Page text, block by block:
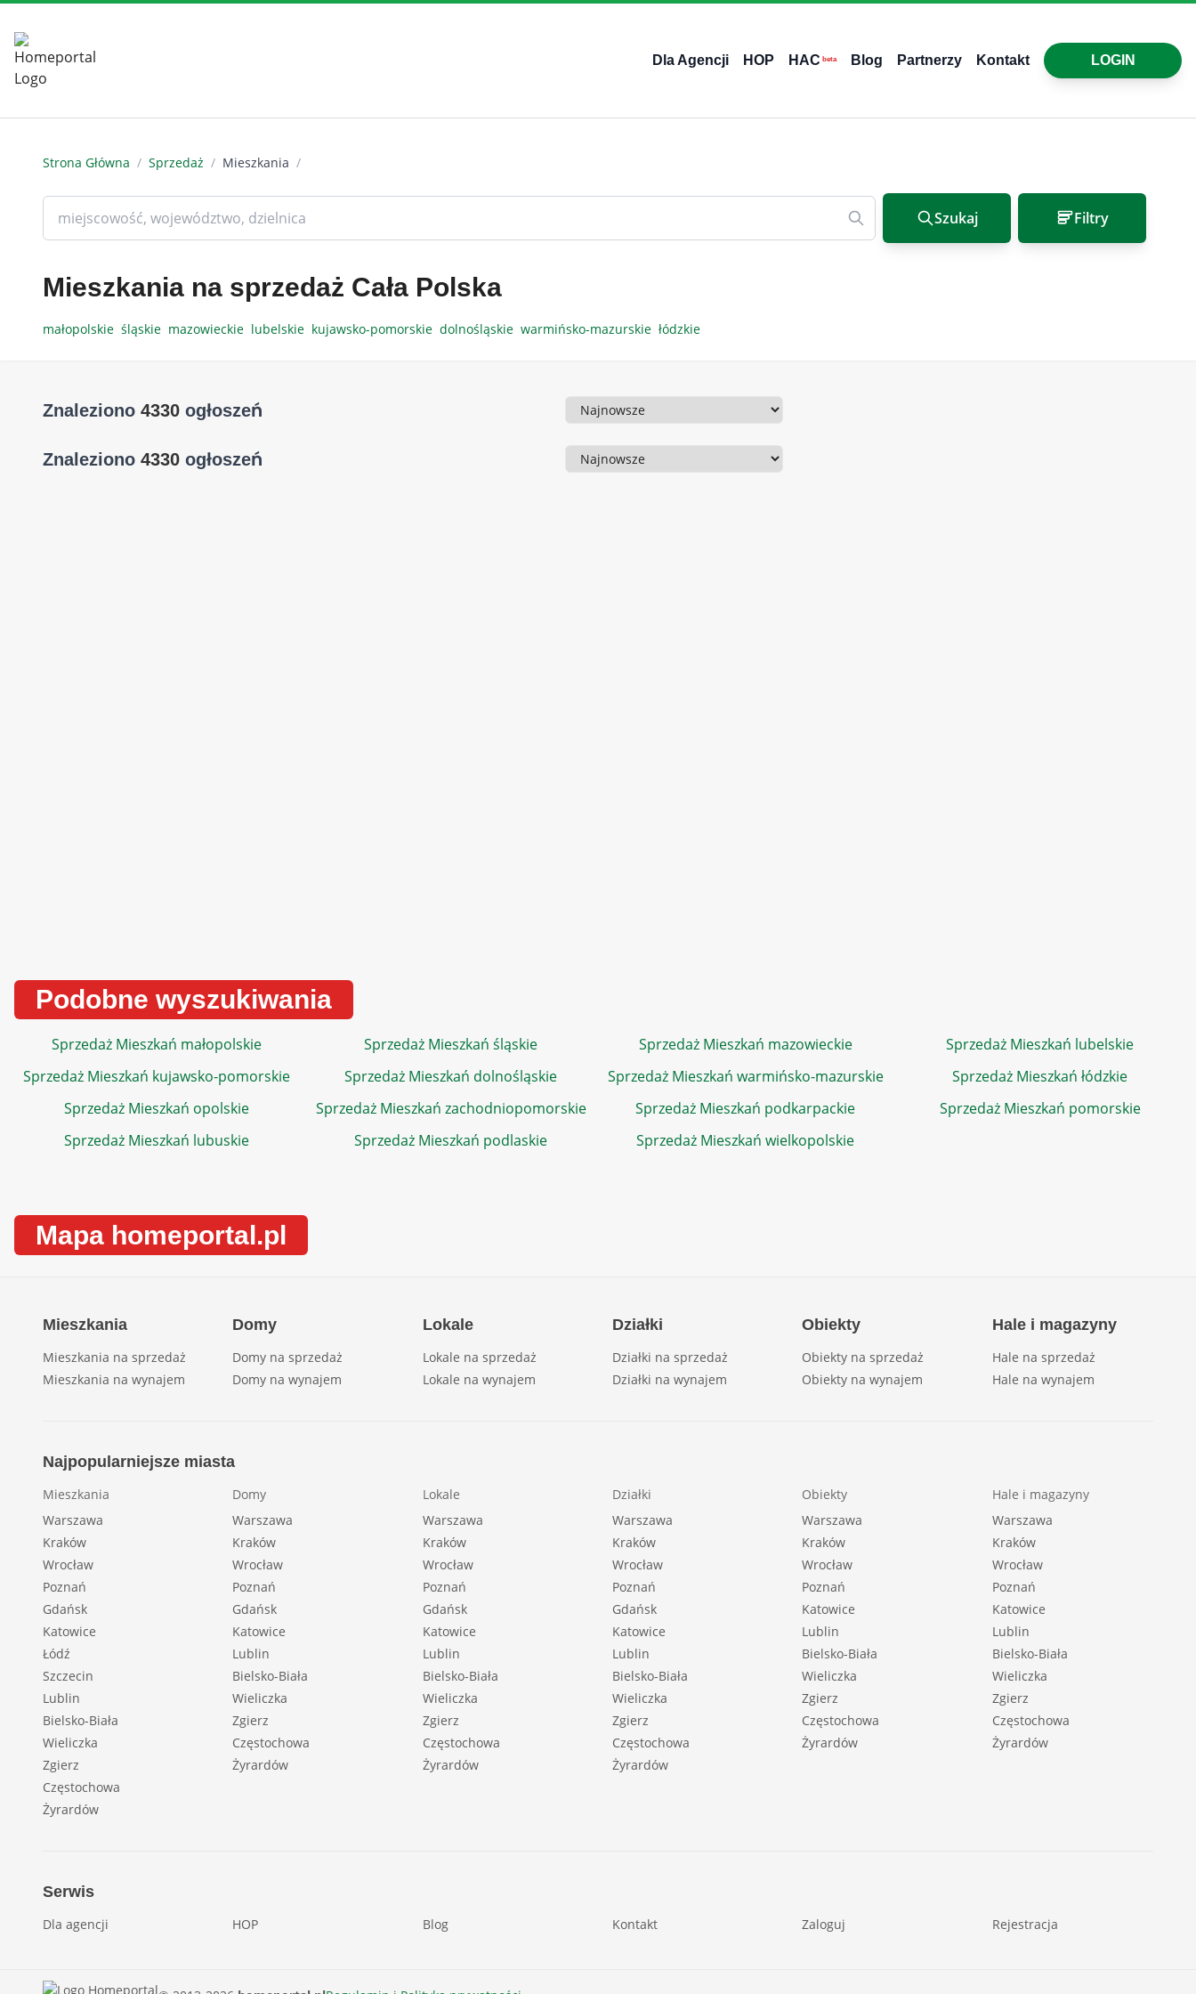
Dla Agencji HOP HAC beta Blog Partnerzy Kontakt LOGIN
Strona Główna / Sprzedaż / Mieszkania /
Szukaj Filtry
Mieszkania na sprzedaż Cała Polska
małopolskie śląskie mazowieckie lubelskie kujawsko-pomorskie dolnośląskie warmińsko-mazurskie łódzkie
Znaleziono 4330 ogłoszeń Sortowanie
Znaleziono 4330 ogłoszeń Sortowanie
Podobne wyszukiwania
Sprzedaż Mieszkań małopolskie Sprzedaż Mieszkań śląskie Sprzedaż Mieszkań mazowieckie
Sprzedaż Mieszkań lubelskie
Sprzedaż Mieszkań kujawsko-pomorskie
Sprzedaż Mieszkań dolnośląskie Sprzedaż Mieszkań warmińsko-mazurskie
Sprzedaż Mieszkań łódzkie
Sprzedaż Mieszkań opolskie
Sprzedaż Mieszkań zachodniopomorskie Sprzedaż Mieszkań podkarpackie
Sprzedaż Mieszkań pomorskie
Sprzedaż Mieszkań lubuskie
Sprzedaż Mieszkań podlaskie Sprzedaż Mieszkań wielkopolskie
Mapa homeportal.pl
Mieszkania
Mieszkania na sprzedaż
Mieszkania na wynajem
Domy
Domy na sprzedaż
Domy na wynajem
Lokale
Lokale na sprzedaż
Lokale na wynajem
Działki
Działki na sprzedaż
Działki na wynajem
Obiekty
Obiekty na sprzedaż
Obiekty na wynajem
Hale i magazyny
Hale na sprzedaż
Hale na wynajem
Najpopularniejsze miasta
Mieszkania
Warszawa
Kraków
Wrocław
Poznań
Gdańsk
Katowice
Łódź
Szczecin
Lublin
Bielsko-Biała
Wieliczka
Zgierz
Częstochowa
Żyrardów
Domy
Warszawa
Kraków
Wrocław
Poznań
Gdańsk
Katowice
Lublin
Bielsko-Biała
Wieliczka
Zgierz
Częstochowa
Żyrardów
Lokale
Warszawa
Kraków
Wrocław
Poznań
Gdańsk
Katowice
Lublin
Bielsko-Biała
Wieliczka
Zgierz
Częstochowa
Żyrardów
Działki
Warszawa
Kraków
Wrocław
Poznań
Gdańsk
Katowice
Lublin
Bielsko-Biała
Wieliczka
Zgierz
Częstochowa
Żyrardów
Obiekty
Warszawa
Kraków
Wrocław
Poznań
Katowice
Lublin
Bielsko-Biała
Wieliczka
Zgierz
Częstochowa
Żyrardów
Hale i magazyny
Warszawa
Kraków
Wrocław
Poznań
Katowice
Lublin
Bielsko-Biała
Wieliczka
Zgierz
Częstochowa
Żyrardów
Serwis
Dla agencji HOP Blog Kontakt Zaloguj Rejestracja